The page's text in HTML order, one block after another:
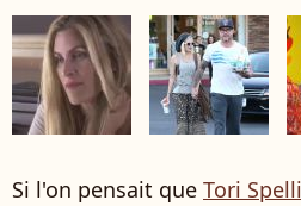
Si l'on pensait que Tori